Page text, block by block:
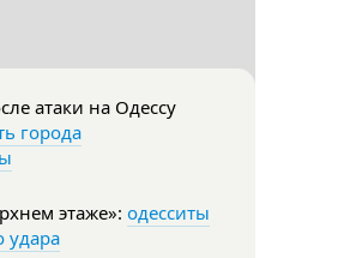
атаки на Одессу
города
этаже»: одесситы
удара